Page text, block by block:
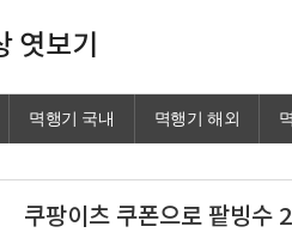
엿보기
멱행기 국내 멱행기 해외
쿠팡이츠 쿠폰으로 팥빙수